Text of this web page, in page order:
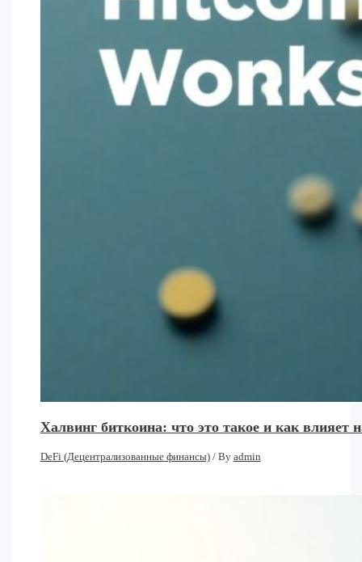
Халвинг биткоина: что это такое и как влияет
DeFi (Децентрализованные финансы)/ By admin